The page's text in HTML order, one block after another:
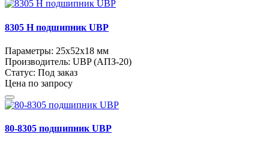
8305 Н подшипник UBP
Параметры: 25x52x18 мм
Производитель: UBP (АПЗ-20)
Статус: Под заказ
Цена по запросу
80-8305 подшипник UBP